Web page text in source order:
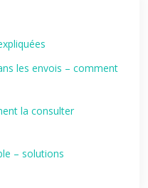
les envois – comment
la consulter
– solutions